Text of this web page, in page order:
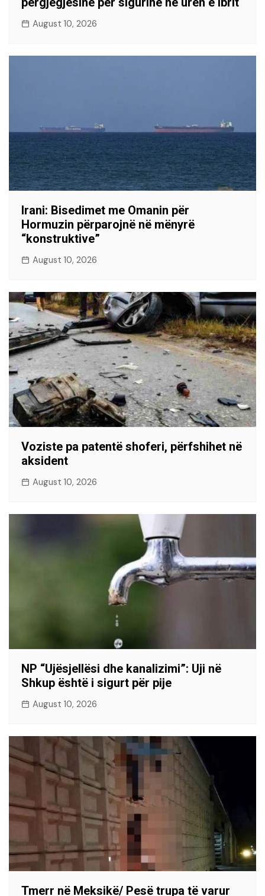
August 10, 2026
Irani: Bisedimet me Omanin për
Hormuzin përparojnë në mënyrë
“konstruktive”
August 10, 2026
Voziste pa patentë shoferi, përfshihet në
aksident
August 10, 2026
NP “Ujësjellësi dhe kanalizimi”: Uji në
Shkup është i sigurt për pije
August 10, 2026
Tmerr në Meksikë/ Pesë trupa të varur